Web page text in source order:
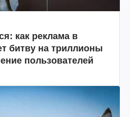
как реклама в
битву на триллионы
пользователей